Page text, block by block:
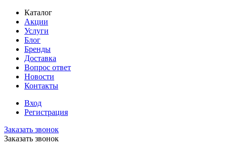
Каталог
Акции
Услуги
Блог
Бренды
Доставка
Вопрос ответ
Новости
Контакты
Вход
Регистрация
Заказать звонок
Заказать звонок